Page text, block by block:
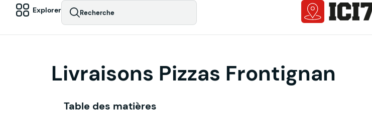
Explorer Recherche
Livraisons Pizzas Frontignan
Table des matières